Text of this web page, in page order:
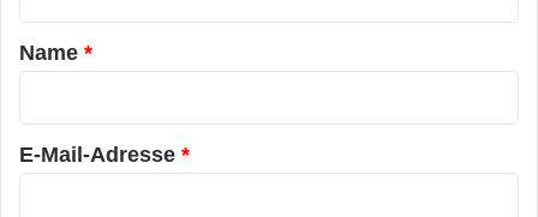
ihrem Ziel am nächsten liegt.
Kenwood ist das erste Unternehmen, das
INRIX Parking in seine beiden neuen fest
u
n
g
n
a
u
a
r
*
Name *
E-Mail-Adresse *